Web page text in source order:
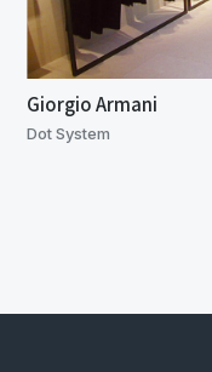
Giorgio Armani
Dot System